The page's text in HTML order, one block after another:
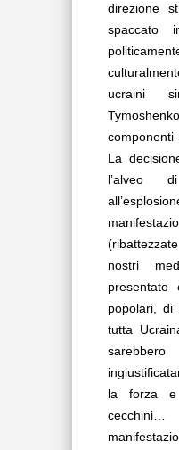
direzione
spaccato
ucraini
componenti
La
l’alveo
nostri
presentato
popolari,
tutta
la forza e